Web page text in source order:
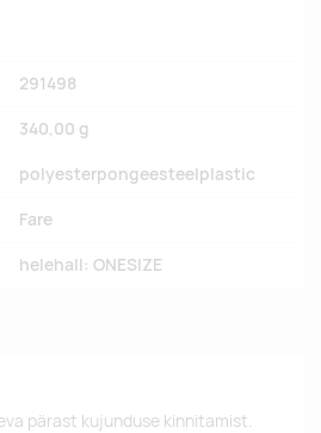
291498
340,00 g
polyesterpongeesteelplastic
Fare
helehall: ONESIZE
pärast kujunduse kinnitamist.